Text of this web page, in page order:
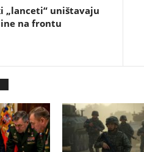
„lanceti“ uništavaju
na frontu